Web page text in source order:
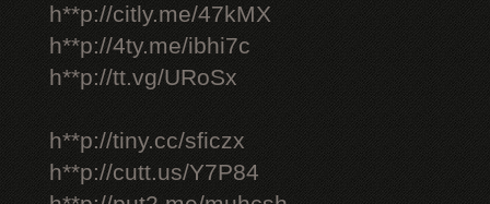
h**p://citly.me/47kMX
h**p://4ty.me/ibhi7c
h**p://tt.vg/URoSx
h**p://tiny.cc/sficzx
h**p://cutt.us/Y7P84